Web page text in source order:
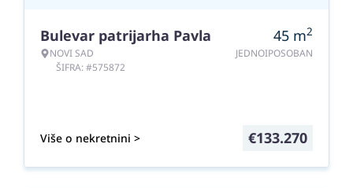
Bulevar patrijarha Pavla
NOVI SAD
ŠIFRA: #575872
45 m2
JEDNOIPOSOBAN
Više o nekretnini > €133.270